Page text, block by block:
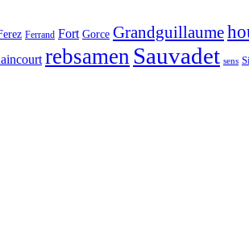
Ferrand Fort Gorce Grandguillaume
rebsamen Sauvadet sens